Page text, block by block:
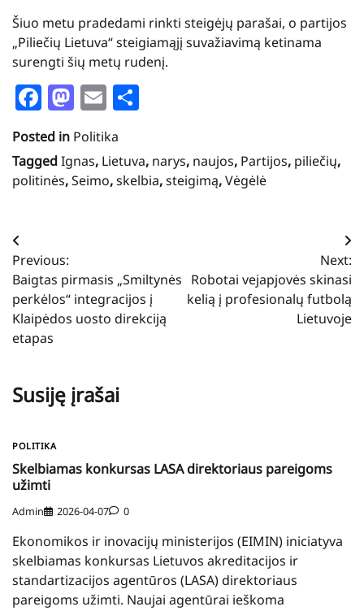
Šiuo metu pradedami rinkti steigėjų parašai, o partijos
„Piliečių Lietuva“ steigiamąjį suvažiavimą ketinama
surengti šių metų rudenį.
Facebook
Mastodon
Email
Posted in Politika
TaggedIgnas, Lietuva, narys, naujos, Partijos, piliečių,
politinės,Seimo,skelbia,steigimą,Vėgėlė
Navigacija
tarp
įrašų
Previous:
Baigtas pirmasis „Smiltynės
perkėlos“ integracijos į
Klaipėdos uosto direkciją
etapas
Next:
Robotai vejapjovės skinasi
kelią į profesionalų futbolą
Lietuvoje
Susiję įrašai
POLITIKA
Skelbiamas konkursas LASA direktoriaus pareigoms
užimti
Admin 2026-04-07 0
Ekonomikos ir inovacijų ministerijos (EIMIN) iniciatyva
skelbiamas konkursas Lietuvos akreditacijos ir
standartizacijos agentūros (LASA) direktoriaus
pareigoms užimti. Naujai agentūrai ieškoma